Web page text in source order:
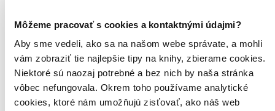
Môžeme pracovať s cookies a kontaktnými údajmi?
Aby sme vedeli, ako sa na našom webe správate, a mohli
vám zobraziť tie najlepšie tipy na knihy, zbierame cookies.
Niektoré sú naozaj potrebné a bez nich by naša stránka
vôbec nefungovala. Okrem toho používame analytické
cookies, ktoré nám umožňujú zisťovať, ako náš web
sci-fi (333 titulov)sci-fi333
fantasy (177 titulov)fantasy177
dystopický (129 titulov)dystopický129
space opera (21 titulov)space opera21
urban fantasy (19 titulov)urban fantasy19
hard sci-fi (12 titulov)hard sci-fi12
thrillery (8 titulov)thrillery 8